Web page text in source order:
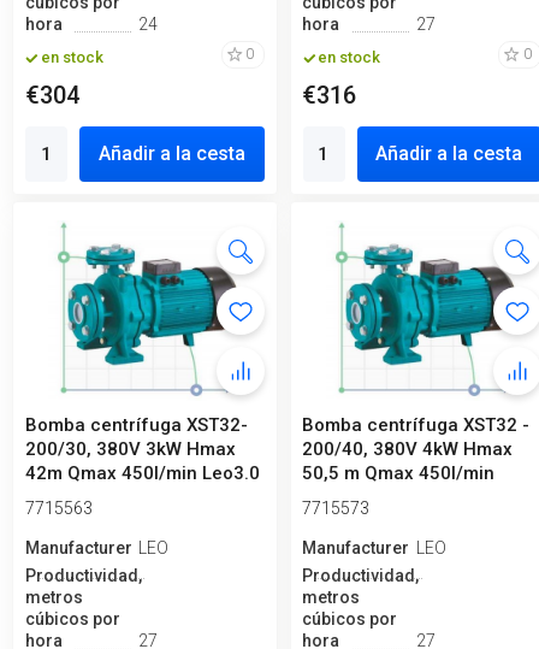
hora
24
en stock 0
€304
Añadir a la cesta
hora
27
en stock 0
€316
Añadir a la cesta
Bomba centrífuga XST32-
200/30, 380V 3kW Hmax
42m Qmax 450l/min Leo3.0
7715563
ManufactureroLEO
Productividad,
metros
cúbicos por
hora
27
Bomba centrífuga XST32 -
200/40, 380V 4kW Hmax
50,5 m Qmax 450l/min
Leo3.0
7715573
ManufactureroLEO
Productividad,
metros
cúbicos por
hora
27